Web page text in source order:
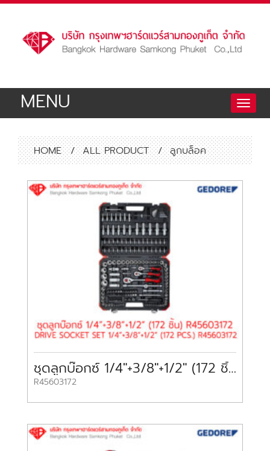
Toggle
MENU
HOME / ALL PRODUCT / ลูกบล็อค
ชุดลูกบ๊อกซ์ 1/4″+3/8″+1/2″ (172 ชิ้น) DRIVE SOCKET SET 1/4″+3/8″+1/2″ (172 PCS) R45603172 GEDORE
R45603172